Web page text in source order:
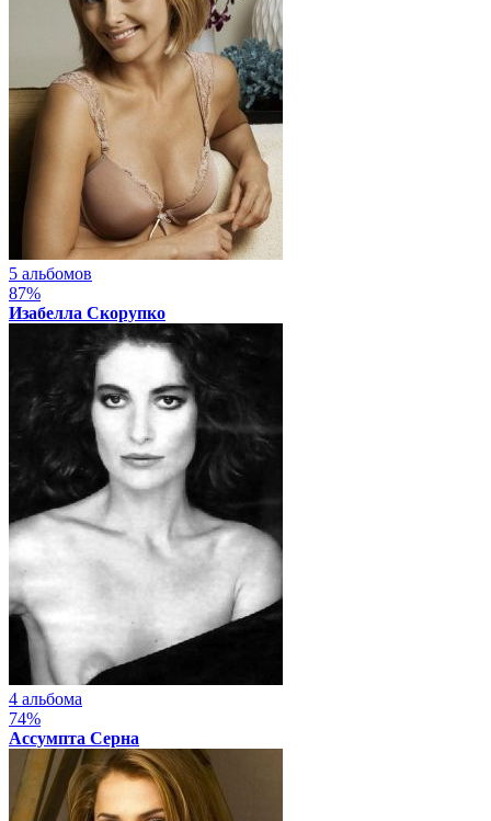
5 альбомов
87%
Изабелла Скорупко
4 альбома
74%
Ассумпта Серна